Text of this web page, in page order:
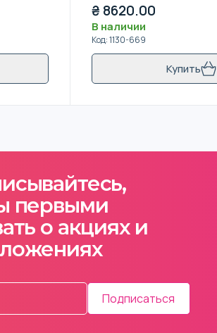
₴ 8620.00
В наличии
Код:1130-669
Купить
первыми
о акциях и
Подписаться